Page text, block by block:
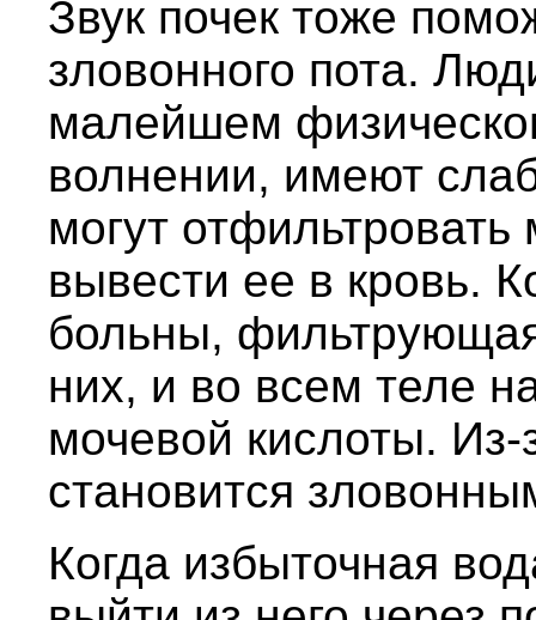
Звук почек тоже
зловонного пота.
малейшем
волнении, имеют
могут
вывести ее в кровь.
больны,
них, и во всем теле
мочевой кислоты. Из-
становится
Когда избыточная